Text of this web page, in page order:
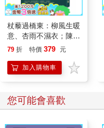
杖藜過橋東：柳風生暖
意、杏雨不濕衣；陳亮
恭談以心轉境的適齡漫
79 折 特價 379 元
加入購物車
您可能會喜歡